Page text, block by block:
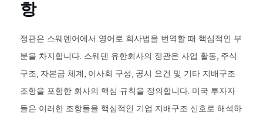
항
정관은 스웨덴어에서 영어로 회사법을 번역할 때 핵심적인 부
분을 차지합니다. 스웨덴 유한회사의 정관은 사업 활동, 주식
구조, 자본금 체계, 이사회 구성, 공시 요건 및 기타 지배구조
조항을 포함한 회사의 핵심 규칙을 정의합니다. 미국 투자자
들은 이러한 조항들을 핵심적인 기업 지배구조 신호로 해석하